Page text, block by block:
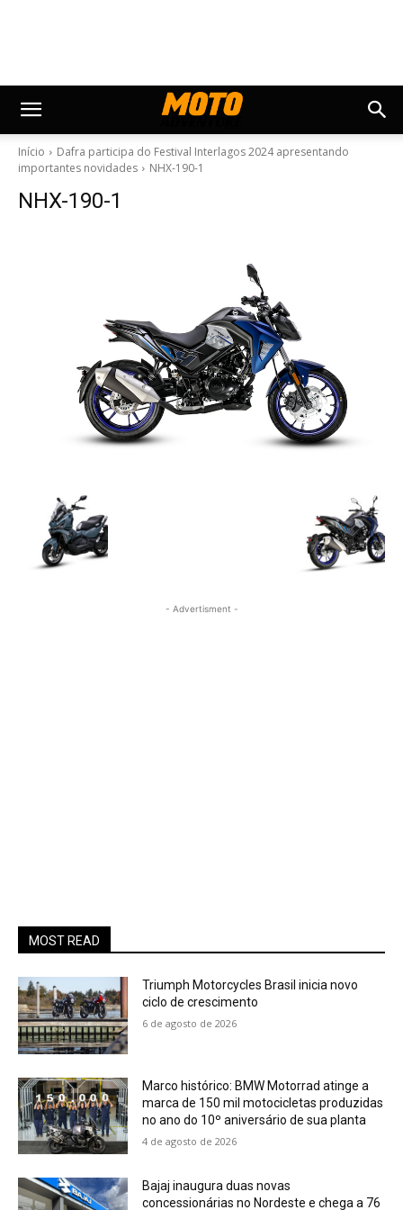
Início
Dafra participa do Festival Interlagos 2024 apresentando
importantes novidades
NHX-190-1
NHX-190-1
- Advertisment -
MOST READ
Triumph Motorcycles Brasil inicia novo
ciclo de crescimento
6 de agosto de 2026
Marco histórico: BMW Motorrad atinge a
marca de 150 mil motocicletas produzidas
no ano do 10º aniversário de sua planta
4 de agosto de 2026
Bajaj inaugura duas novas
concessionárias no Nordeste e chega a 76